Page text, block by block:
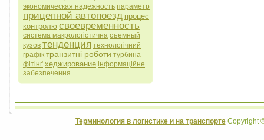
экономическая надежность параметр
прицепной автопоезд процес
контролю своевременность
система макрологістична съемный
кузов тенденция технологічний
графік транзитні роботи турбина
фітінґ хеджирование інформаційне
забезпечення
Терминология в логистике и на транспортеCopyright